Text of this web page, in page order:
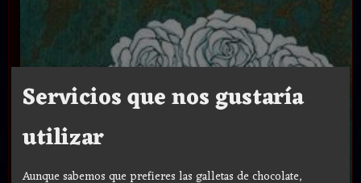
Servicios que nos gustaría
utilizar
Aunque sabemos que prefieres las galletas de chocolate,